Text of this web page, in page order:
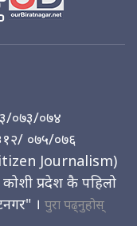
०७३/०७४
०७५/०७६
Journalism)
प्रदेश कै पहिलो
। पुरा पढ्नुहोस्